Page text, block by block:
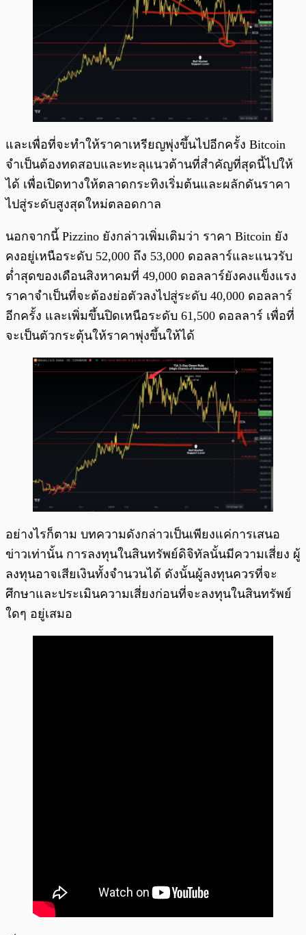
และเพื่อที่จะทำให้ราคาเหรียญพุ่งขึ้นไปอีกครั้ง Bitcoin
จำเป็นต้องทดสอบและทะลุแนวต้านที่สำคัญที่สุดนี้ไปให้
ได้ เพื่อเปิดทางให้ตลาดกระทิงเริ่มต้นและผลักดันราคา
ไปสู่ระดับสูงสุดใหม่ตลอดกาล
นอกจากนี้ Pizzino ยังกล่าวเพิ่มเติมว่า ราคา Bitcoin ยัง
คงอยู่เหนือระดับ 52,000 ถึง 53,000 ดอลลาร์และแนวรับ
ต่ำสุดของเดือนสิงหาคมที่ 49,000 ดอลลาร์ยังคงแข็งแรง
ราคาจำเป็นที่จะต้องย่อตัวลงไปสู่ระดับ 40,000 ดอลลาร์
อีกครั้ง และเพิ่มขึ้นปิดเหนือระดับ 61,500 ดอลลาร์ เพื่อที่
จะเป็นตัวกระตุ้นให้ราคาพุ่งขึ้นให้ได้
อย่างไรก็ตาม บทความดังกล่าวเป็นเพียงแค่การเสนอ
ข่าวเท่านั้น การลงทุนในสินทรัพย์ดิจิทัลนั้นมีความเสี่ยง ผู้
ลงทุนอาจเสียเงินทั้งจำนวนได้ ดังนั้นผู้ลงทุนควรที่จะ
ศึกษาและประเมินความเสี่ยงก่อนที่จะลงทุนในสินทรัพย์
ใดๆ อยู่เสมอ